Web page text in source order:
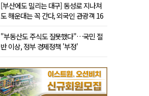
[부산에도 밀리는 대구] 동성로 지나쳐
도 해운대는 꼭 간다, 외국인 관광객 16
"부동산도 주식도 잘못했다"…국민 절
반 이상, 정부 경제정책 '부정'